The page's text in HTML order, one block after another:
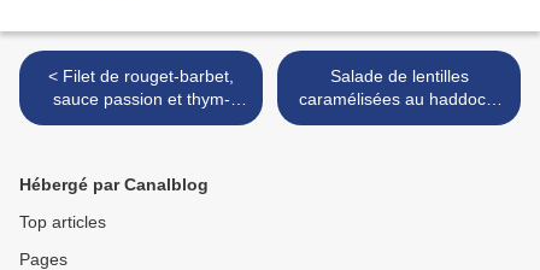
< Filet de rouget-barbet,
sauce passion et thym-
citron, royale de foie et
Salade de lentilles
caramélisées au haddock,
oeuf poché >
Hébergé par Canalblog
Top articles
Pages